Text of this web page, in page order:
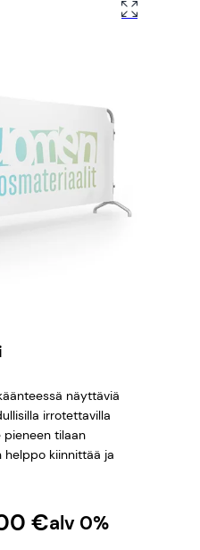
näyttäviä
irrotettavilla
pieneen tilaan
helppo kiinnittää ja
€alv 0%